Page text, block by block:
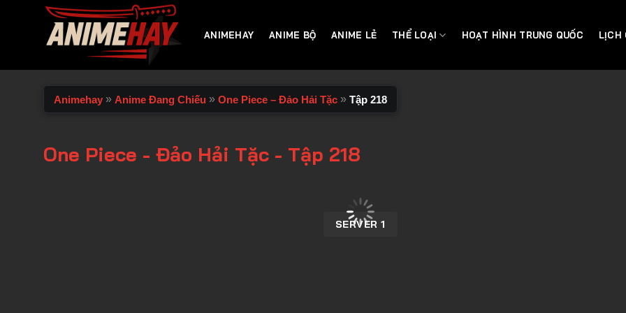
ANIMEHAY ANIME BỘ ANIME LẺ THỂ LOẠI HOẠT HÌNH TRUNG QUỐC LỊCH
Animehay » Anime Đang Chiếu » One Piece – Đảo Hải Tặc » Tập 218
One Piece - Đảo Hải Tặc - Tập 218
SERVER 1